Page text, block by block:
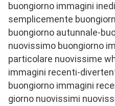
buongiorno immagini
semplicemente
buongiorno autunnale-
nuovissimo buongiorno
particolare nuovissime
immagini recenti-
buongiorno immagini
giorno nuovissimi